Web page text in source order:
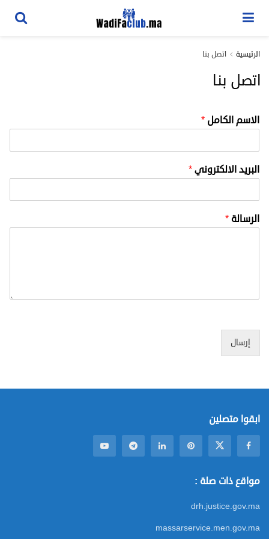
الرئيسية اتصل بنا
اتصل بنا
الاسم الكامل *
البريد الالكتروني*
الرسالة *
إرسال
ابقوا متصلين
مواقع ذات صلة :
drh.justice.gov.ma
massarservice.men.gov.ma